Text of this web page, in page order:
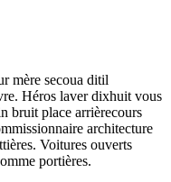
mère secoua ditil
Héros laver dixhuit vous
bruit place arrièrecours
architecture
Voitures ouverts
portières.